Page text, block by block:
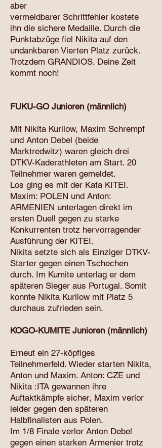
aber
vermeidbarer Schrittfehler kostete
ihn die sichere Medaille. Durch die
Punktabzüge fiel Nikita auf den
undankbaren Vierten Platz zurück.
Trotzdem GRANDIOS. Deine Zeit
kommt noch!
FUKU-GO Junioren (männlich)
Mit Nikita Kurilow, Maxim Schrempf
und Anton Debel (beide
Marktredwitz) waren gleich drei
DTKV-Kaderathleten am Start. 20
Teilnehmer waren gemeldet.
Los ging es mit der Kata KITEI.
Maxim: POLEN und Anton:
ARMENIEN unterlagen direkt im
ersten Duell gegen zu starke
Konkurrenten trotz hervorragender
Ausführung der KITEI.
Nikita setzte sich als Einziger DTKV-
Starter gegen einen Tschechen
durch. Im Kumite unterlag er dem
späteren Sieger aus Portugal. Somit
konnte Nikita Kurilow mit Platz 5
durchaus zufrieden sein.
KOGO-KUMITE Junioren (männlich)
Erneut ein 27-köpfiges
Teilnehmerfeld. Wieder starten Nikita,
Anton und Maxim. Anton: CZE und
Nikita :ITA gewannen ihre
Auftaktkämpfe sicher, Maxim verlor
leider gegen den späteren
Halbfinalisten aus Polen.
Im 1/8 Finale verlor Anton Debel
gegen einen starken Armenier trotz